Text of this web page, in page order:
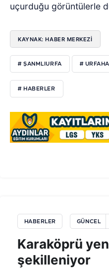
uçurduğu görüntülerle
KAYNAK: HABER MERKEZI
# ŞANMLIURFA #
# HABERLER
HABERLER GÜNCEL
Karaköprü
şekilleniyor